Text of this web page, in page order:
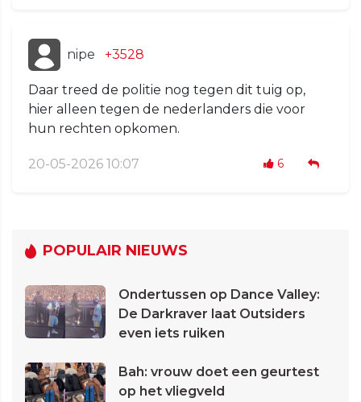
nipe +3528
Daar treed de politie nog tegen dit tuig op,
hier alleen tegen de nederlanders die voor
hun rechten opkomen.
20-05-2026 10:07 6
POPULAIR NIEUWS
Ondertussen op Dance Valley:
De Darkraver laat Outsiders
even iets ruiken
Bah: vrouw doet een geurtest
op het vliegveld